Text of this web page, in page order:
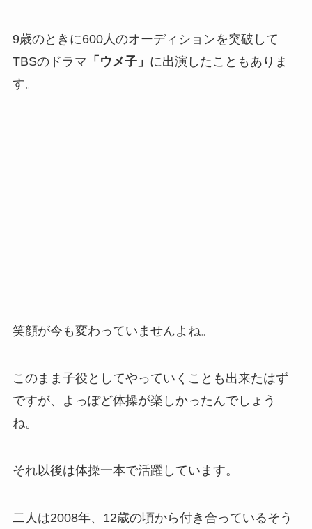
9歳のときに600人のオーディションを突破して
TBSのドラマ 「ウメ子」 に出演したこともありま
す。
笑顔が今も変わっていませんよね。
このまま子役としてやっていくことも出来たはず
ですが、よっぽど体操が楽しかったんでしょう
ね。
それ以後は体操一本で活躍しています。
二人は2008年、12歳の頃から付き合っているそう